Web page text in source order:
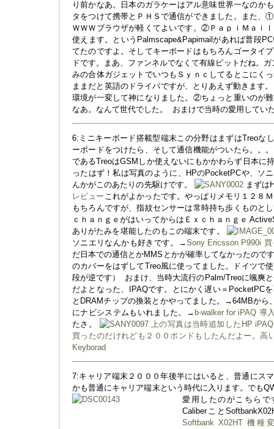
り前かなあ。日本のガラケーはアル意味世界一なのか
タをつけて携帯とＰＨＳで通信ができました。また、
ＷＷＷブラウザが軽くてよいです。②ＰａｐｉＭａｉ
使えます。というPalmscape&Papimailがあれば普段
てたのですよ。そしてキーボードはもちろんゴータイ
ドです。まあ、ファンネルでなくて有線ビットだね。
みの合体ガジェットでいつもＳｙｎｃしてるとこにく
ままだと英語のドライバですが、とりあえず動きます
環境が一変して神になりました。②ちょっと重いのが
なあ。なんて世代でした。
おまけで当時の愛用してい
6:ミニキーボード搭載型端末この分野はまずはTreoな
ーボードをつけたら、そして通信機能がついたら。。
であるTreoはGSMしか使えないにもかかわらず日本に
ったはず！私は写真のように、HPのPocketPCや、ソ
んかがこのあたりの先駆けです。
まずは
レビュー これがよかったです。やっぱりメモリ１２８
もちろんですが、指紋センサーは常時持ち歩くものと
ｃｈａｎｇｅがはいってからはＥｘｃｈａｎｇｅ
ありがたみを堪能したのもこの端末です。
ソニエリなんかも好きです。→Sony Ericsson P990i
だ日本での通信とかMMSとかが確率してなかったので
のカバーをはずしてTreo風に使ってました。ドイツで
段が逆です）
おまけ、当時大流行のPalm/Treoに颯爽
だよとなった、IPAQです。とにかく遅い＝PocketPC
とDRAMチップの換装とかやってました。→64MBから
にナビシステムもいれました。→ b-walker for iPAQ 導
たさ。
上の写真は当時追加したHP
買ったのだけれども２００ポンドもしたんだよー。高
Keyborad
7:キャリア端末２０００年後半にはいると、普通にス
かも普通にキャリア端末という時代に入ります。でも
愛用したのがこちら
Caliberこと
Softbank X02HT 機種